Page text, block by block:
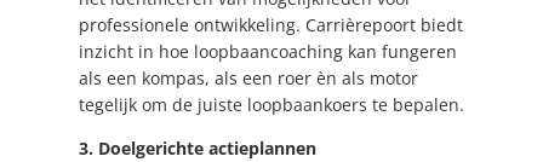
professionele ontwikkeling. Carrièrepoort biedt
inzicht in hoe loopbaancoaching kan fungeren
als een kompas, als een roer èn als motor
tegelijk om de juiste loopbaankoers te bepalen.
3. Doelgerichte actieplannen